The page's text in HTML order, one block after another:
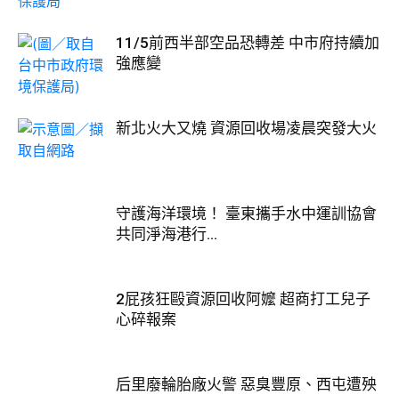
11/5前西半部空品恐轉差 中市府持續加
強應變
新北火大又燒 資源回收場凌晨突發大火
守護海洋環境！ 臺東攜手水中運訓協會
共同淨海港行...
2屁孩狂毆資源回收阿嬤 超商打工兒子
心碎報案
后里廢輪胎廠火警 惡臭豐原、西屯遭殃